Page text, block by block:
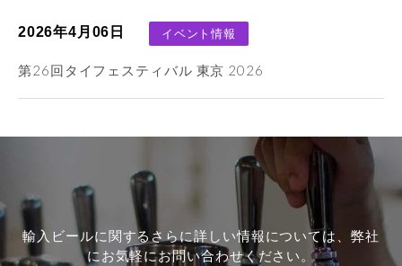
2026年4月06日 イベント情報
第26回タイフェスティバル 東京 2026
輸入ビールに関するさらに詳しい情報については、弊社
にお気軽にお問い合わせください。